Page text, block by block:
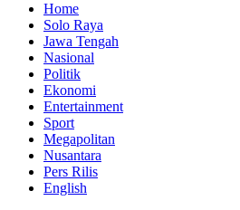
Home
Solo Raya
Jawa Tengah
Nasional
Politik
Ekonomi
Entertainment
Sport
Megapolitan
Nusantara
Pers Rilis
English